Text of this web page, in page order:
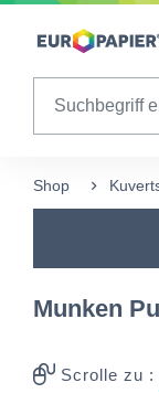
Table Of Content
Ergänzende Produkte
Shop
Munken
Scrolle zu :